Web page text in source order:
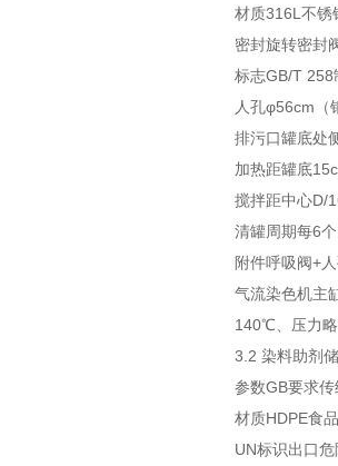
材质316L不锈
密封旋转密封
标志GB/T 258
人孔φ56cm（
排污口罐底处
加热距罐底
搅拌距中心D/
清罐周期每6
附件呼吸阀+
气流染色机主
140℃、压力
3.2 染料助剂
参数GB要求传
材质HDPE食
UN标识出口